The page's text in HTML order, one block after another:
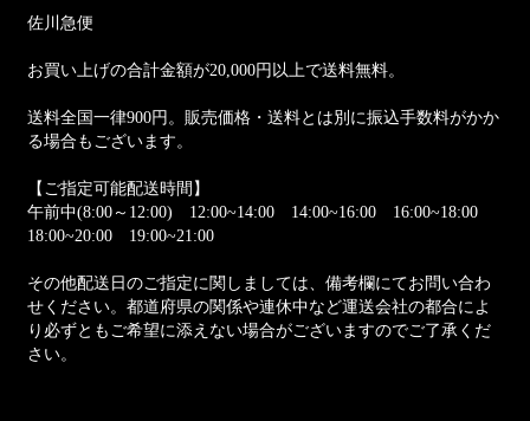
佐川急便
お買い上げの合計金額が20,000円以上で送料無料。
送料全国一律900円。販売価格・送料とは別に振込手数料がかか
る場合もございます。
【ご指定可能配送時間】
午前中(8:00～12:00) 12:00~14:00 14:00~16:00 16:00~18:00
18:00~20:00 19:00~21:00
その他配送日のご指定に関しましては、備考欄にてお問い合わ
せください。都道府県の関係や連休中など運送会社の都合によ
り必ずともご希望に添えない場合がございますのでご了承くだ
さい。